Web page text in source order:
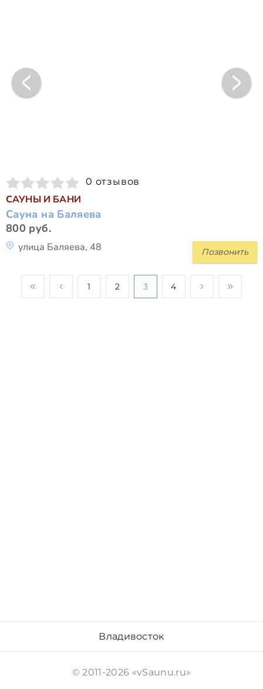
0 отзывов
САУНЫ И БАНИ
Сауна на Баляева
800 руб.
Позвонить
улица Баляева, 48
1 2 3 4
Владивосток
© 2011-2026 «vSaunu.ru»